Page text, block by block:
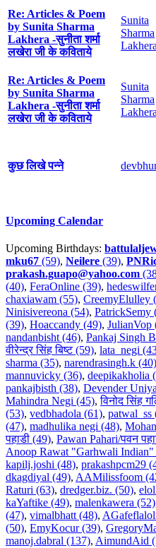
Re: Articles & Poem
by Sunita Sharma
Lakhera -सुनीता शर्मा
लखेरा जी के कविताये
Sunita
Sharma
Lakhera
Re: Articles & Poem
by Sunita Sharma
Lakhera -सुनीता शर्मा
लखेरा जी के कविताये
Sunita
Sharma
Lakhera
कुछ लिखे पन्ने
Upcoming Calendar
Upcoming Birthdays:
mku67 (59), Neilere (39),
prakash.guapo@yahoo.com
(40), FeraOnline (39),
chaxiawam (55), CreemyElulley
Ninisivereona (54), PatrickSemy
(39), Hoaccandy (49), JulianVop
nandanbisht (46), Pankaj Singh
वीरेन्द्र सिंह बिष्ट (59), lata_negi
sharma (35), narendrasingh.k (40)
mannuvicky (36), deepikakholia
pankajbisth (38), Devender
Mahindra Negi (45),विनोद सिंह
(53), vedbhadola (61), patwal_ss
(47), madhulika negi (48),
पहाडी (49), Pawan Pahari/पवन
Anoop Rawat "Garhwali Indian"
kapilj.joshi (48), prakashpcm29
dkagdiyal (49), AAMilissfoom
Raturi (63), dredger.biz. (50),
kaYaftike (49), malenkawera (52)
(47), vimalbhatt (48),
(50), EmyKocur (39),
manoj.dabral (137), AimundAid